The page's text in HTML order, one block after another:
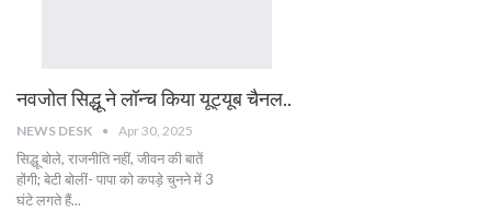
नवजोत सिद्धू ने लॉन्च किया यूट्यूब चैनल..
NEWS DESK Apr 30, 2025
सिद्धू बोले, राजनीति नहीं, जीवन की बातें
होंगी; बेटी बोलीं- पापा को कपड़े चुनने में 3
घंटे लगते हैं...